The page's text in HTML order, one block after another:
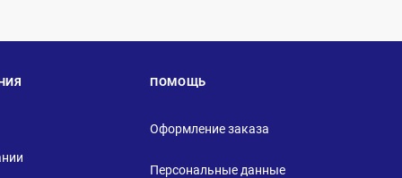
ПОМОЩЬ
Оформление заказа
Персональные данные